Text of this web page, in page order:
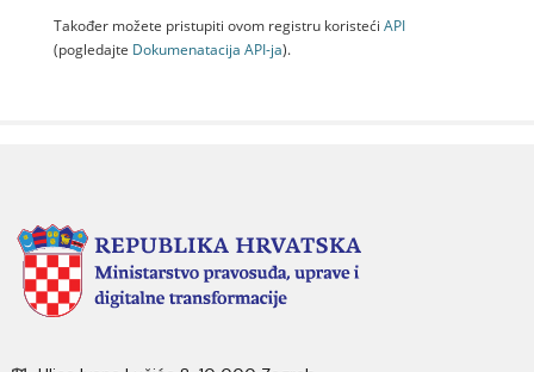
Također možete pristupiti ovom registru koristeći API
(pogledajte Dokumenаtаcijа API-jа).